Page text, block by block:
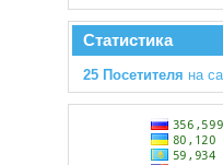
Статистика
25 Посетителя на